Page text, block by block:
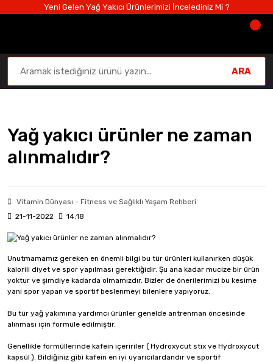
Yeni Gelen Yağ Yakıcı Ürünlerimizi İncelediniz Mi ?
ARA
Yağ yakıcı ürünler ne zaman
alınmalıdır?
Vitamin Dünyası - Fitness ve Sağlıklı Yaşam Rehberi
21-11-2022
14:18
Unutmamamız gereken en önemli bilgi bu tür ürünleri kullanırken düşük
kalorili diyet ve spor yapılması gerektiğidir. Şu ana kadar mucize bir ürün
yoktur ve şimdiye kadarda olmamızdır. Bizler de önerilerimizi bu kesime
yani spor yapan ve sportif beslenmeyi bilenlere yapıyoruz.
Bu tür yağ yakımına yardımcı ürünler genelde antrenman öncesinde
alınması için formüle edilmiştir.
Genellikle formüllerinde kafein içeririler ( Hydroxycut stix ve Hydroxycut
kapsül ). Bildiğiniz gibi kafein en iyi uyarıcılardandır ve sportif